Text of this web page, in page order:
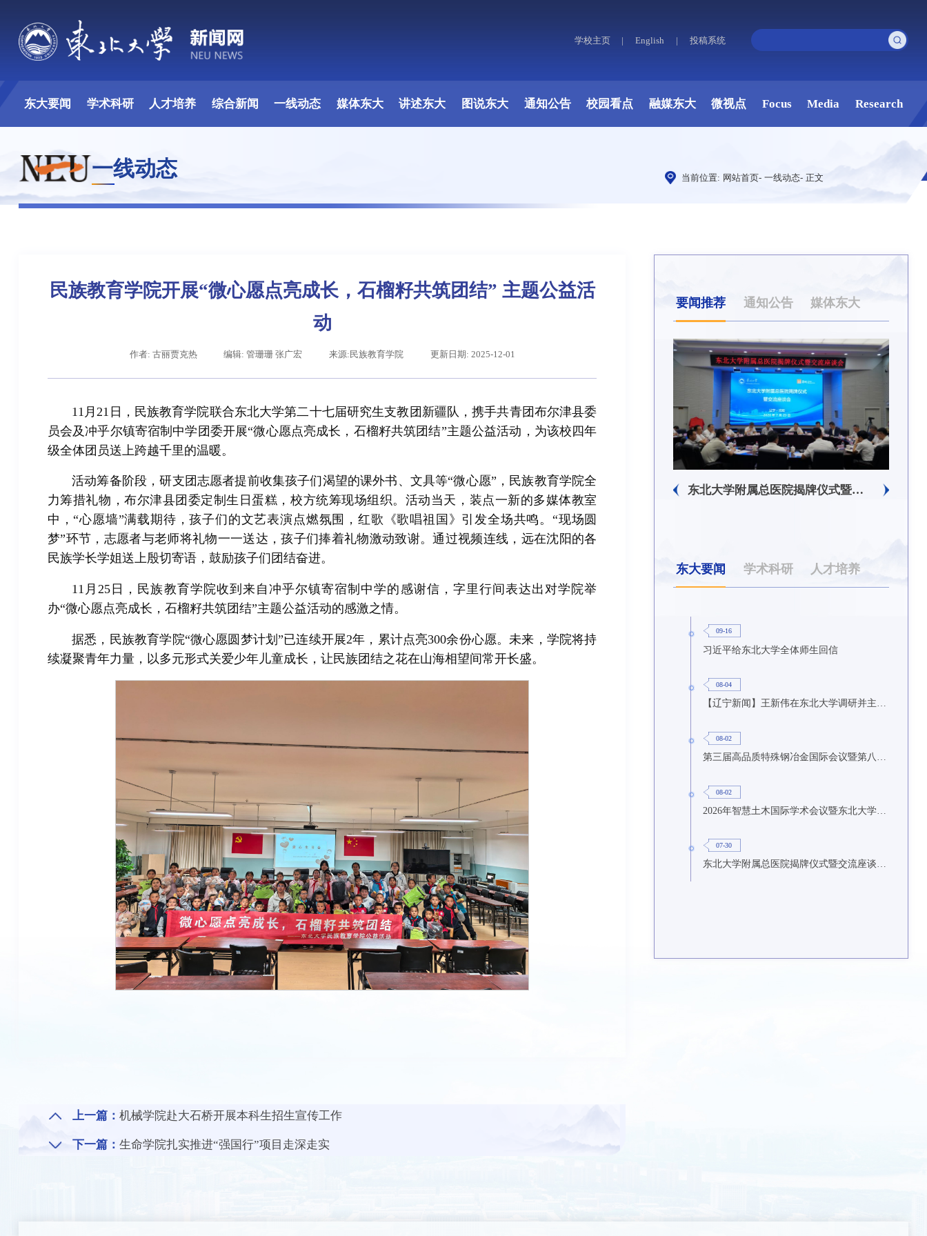
学校主页 | English | 投稿系统
东大要闻 学术科研 人才培养 综合新闻 一线动态 媒体东大 讲述东大 图说东大 通知公告 校园看点 融媒东大 微视点 Focus Media Research
一线动态 当前位置: 网站首页- 一线动态- 正文
民族教育学院开展“微心愿点亮成长，石榴籽共筑团结” 主题公益活
动
作者: 古丽贾克热 编辑: 管珊珊 张广宏 来源:民族教育学院 更新日期: 2025-12-01
11月21日，民族教育学院联合东北大学第二十七届研究生支教团新疆队，携手共青团布尔津县委
员会及冲乎尔镇寄宿制中学团委开展“微心愿点亮成长，石榴籽共筑团结”主题公益活动 ，为该校四年
级全体团员送上跨越千里的温暖。
活动筹备阶段，研支团志愿者提前收集孩子们渴望的课外书、文具等“微心愿”，民族教育学院全
力筹措礼物，布尔津县团委定制生日蛋糕，校方统筹现场组织。活动当天，装点一新的多媒体教室
中，“心愿墙”满载期待，孩子们的文艺表演点燃氛围，红歌《歌唱祖国》引发全场共鸣。“现场圆
梦”环节，志愿者与老师将礼物一一送达，孩子们捧着礼物激动致谢。通过视频连线，远在沈阳的各
民族学长学姐送上殷切寄语，鼓励孩子们团结奋进。
11月25日，民族教育学院收到来自冲乎尔镇寄宿制中学的感谢信，字里行间表达出对学院举
办“微心愿点亮成长，石榴籽共筑团结”主题公益活动的感激之情。
据悉，民族教育学院“微心愿圆梦计划”已连续开展2年，累计点亮300余份心愿。未来，学院将持
续凝聚青年力量，以多元形式关爱少年儿童成长，让民族团结之花在山海相望间常开长盛。
上一篇： 机械学院赴大石桥开展本科生招生宣传工作
下一篇： 生命学院扎实推进“强国行”项目走深走实
要闻推荐 通知公告 媒体东大
辽宁省卓越工程师培养联合体在东北大学成立 习近平给东北大学全体师生回信
东大要闻 学术科研 人才培养
09-16
习近平给东北大学全体师生回信
08-04
【辽宁新闻】王新伟在东北大学调研并主持召开座谈会
08-02
08-02
07-30
东北大学附属总医院揭牌仪式暨交流座谈会举行